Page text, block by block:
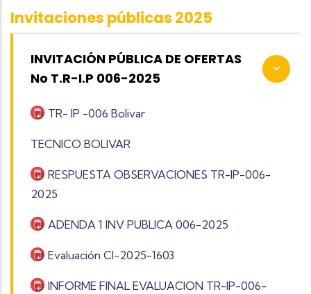
Invitaciones públicas 2025
INVITACIÓN PÚBLICA DE OFERTAS
No T.R-I.P 006-2025
TR- IP -006 Bolivar
TECNICO BOLIVAR
RESPUESTA OBSERVACIONES TR-IP-006-
2025
ADENDA 1 INV PUBLICA 006-2025
Evaluación CI-2025-1603
INFORME FINAL EVALUACION TR-IP-006-